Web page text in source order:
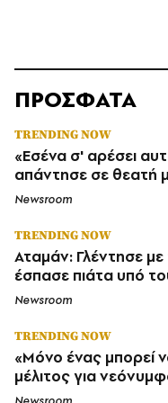
ΠΡΟΣΦΑΤΑ
TRENDING NOW
«Εσένα σ' αρέσει
απάντησε σε θεατή
Newsroom
TRENDING NOW
Αταμάν: Γλέντησε
έσπασε πιάτα υπό
Newsroom
TRENDING NOW
«Μόνο ένας μπορεί
μέλιτος για